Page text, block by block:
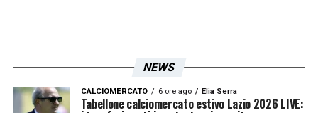
NEWS
CALCIOMERCATO 6 ore ago Elia Serra
Tabellone calciomercato estivo Lazio 2026 LIVE: